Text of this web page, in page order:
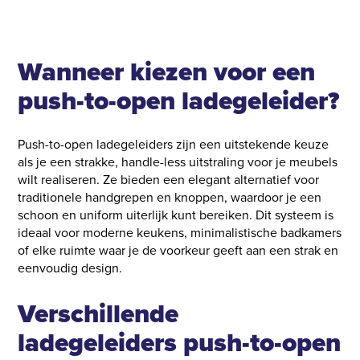
Wanneer kiezen voor een
push-to-open ladegeleider?
Push-to-open ladegeleiders zijn een uitstekende keuze
als je een strakke, handle-less uitstraling voor je meubels
wilt realiseren. Ze bieden een elegant alternatief voor
traditionele handgrepen en knoppen, waardoor je een
schoon en uniform uiterlijk kunt bereiken. Dit systeem is
ideaal voor moderne keukens, minimalistische badkamers
of elke ruimte waar je de voorkeur geeft aan een strak en
eenvoudig design.
Verschillende
ladegeleiders push-to-open